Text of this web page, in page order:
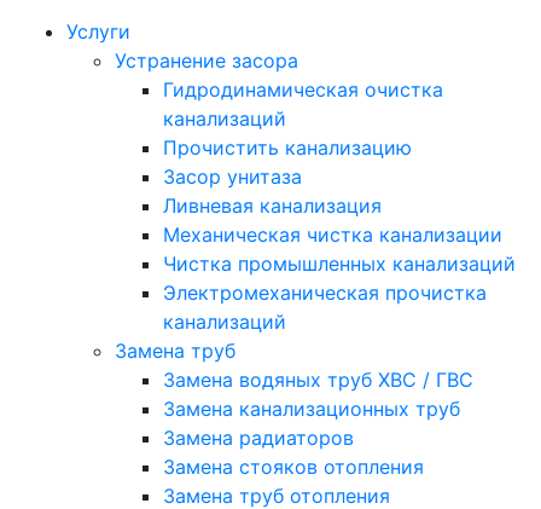
Услуги
Устранение засора
Гидродинамическая очистка
канализаций
Прочистить канализацию
Засор унитаза
Ливневая канализация
Механическая чистка канализации
Чистка промышленных канализаций
Электромеханическая прочистка
канализаций
Замена труб
Замена водяных труб ХВС / ГВС
Замена канализационных труб
Замена радиаторов
Замена стояков отопления
Замена труб отопления